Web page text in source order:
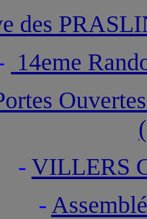
des
14eme
- VILLERS
-